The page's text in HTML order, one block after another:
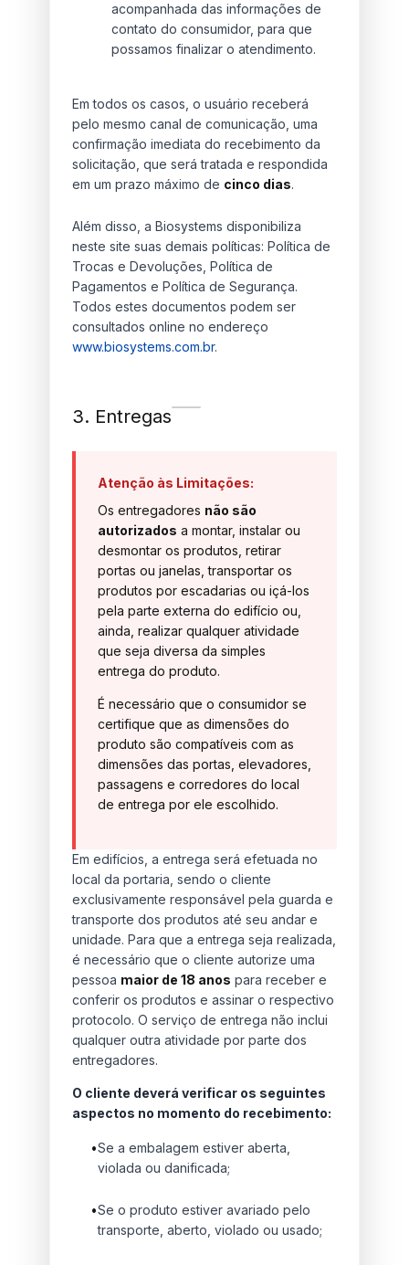
acompanhada das informações de
contato do consumidor, para que
possamos finalizar o atendimento.
Em todos os casos, o usuário receberá
pelo mesmo canal de comunicação, uma
confirmação imediata do recebimento da
solicitação, que será tratada e respondida
em um prazo máximo de cinco dias.
Além disso, a Biosystems disponibiliza
neste site suas demais políticas: Política de
Trocas e Devoluções, Política de
Pagamentos e Política de Segurança.
Todos estes documentos podem ser
consultados online no endereço
www.biosystems.com.br.
3. Entregas
Atenção às Limitações:
Os entregadores não são
autorizados a montar, instalar ou
desmontar os produtos, retirar
portas ou janelas, transportar os
produtos por escadarias ou içá-los
pela parte externa do edifício ou,
ainda, realizar qualquer atividade
que seja diversa da simples
entrega do produto.
É necessário que o consumidor se
certifique que as dimensões do
produto são compatíveis com as
dimensões das portas, elevadores,
passagens e corredores do local
de entrega por ele escolhido.
Em edifícios, a entrega será efetuada no
local da portaria, sendo o cliente
exclusivamente responsável pela guarda e
transporte dos produtos até seu andar e
unidade. Para que a entrega seja realizada,
é necessário que o cliente autorize uma
pessoa maior de 18 anos para receber e
conferir os produtos e assinar o respectivo
protocolo. O serviço de entrega não inclui
qualquer outra atividade por parte dos
entregadores.
O cliente deverá verificar os seguintes
aspectos no momento do recebimento:
•Se a embalagem estiver aberta,
violada ou danificada;
•Se o produto estiver avariado pelo
transporte, aberto, violado ou usado;